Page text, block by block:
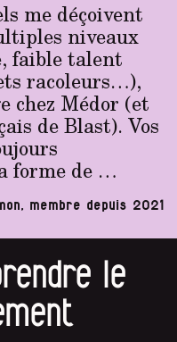
me déçoivent
niveaux
faible talent
racoleurs…),
chez Médor (et
de Blast). Vos
forme de …
membre depuis 2021
le